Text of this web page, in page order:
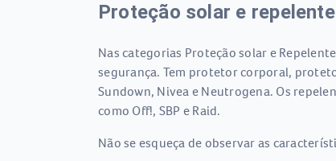
Proteção solar e
Nas categorias Proteção solar e
segurança. Tem protetor corporal,
Sundown, Nivea e Neutrogena. Os
como Off!, SBP e Raid.
Não se esqueça de observar as